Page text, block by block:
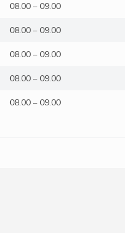
08.00 – 09.00
08.00 – 09.00
08.00 – 09.00
08.00 – 09.00
08.00 – 09.00